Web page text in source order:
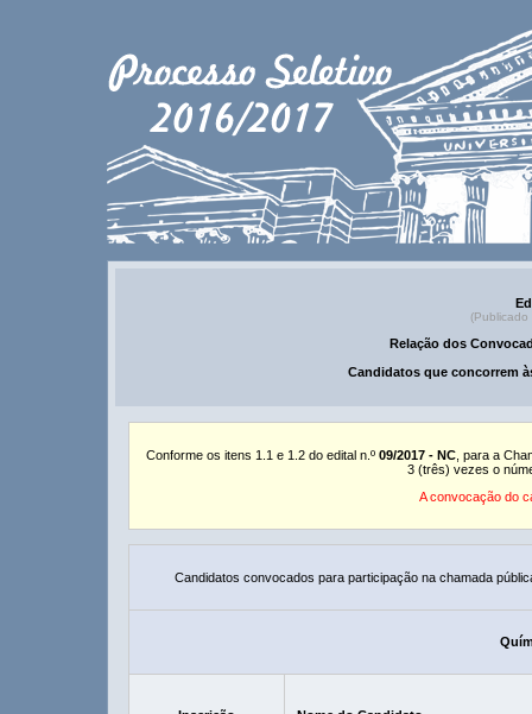
(Publicado
Relação dos
Candidatos que concorrem
Conforme os itens 1.1 e 1.2 do edital n.º 09/2017 - NC , para a
3 (três) vezes o
A convocação do
Candidatos convocados para participação na chamada